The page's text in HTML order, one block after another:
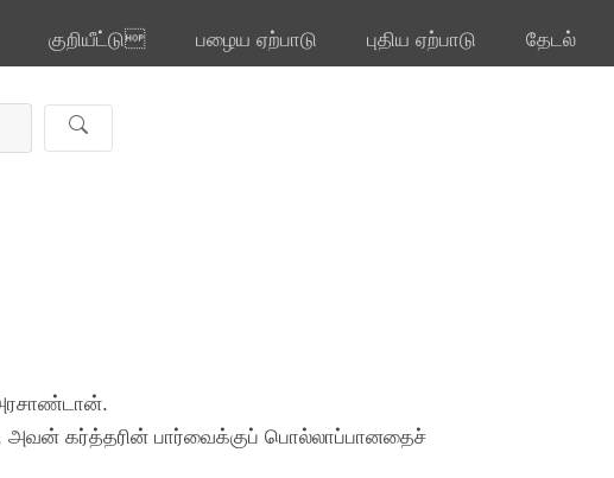
குறியீட்டு பழைய ஏற்பாடு புதிய ஏற்பாடு தேடல்
அவன் கர்த்தரின் பார்வைக்குப் பொல்லாப்பானதைச்